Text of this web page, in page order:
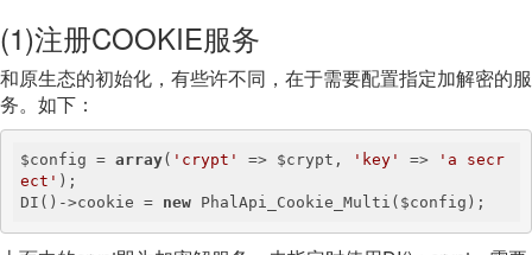
(1)注册COOKIE服务
和原生态的初始化，有些许不同，在于需要配置指定加解密的服
务。如下：
$config = array( 'crypt' => $crypt, 'key' =>
'a secr
ect' );
DI()->cookie = new PhalApi_Cookie_Multi($config);